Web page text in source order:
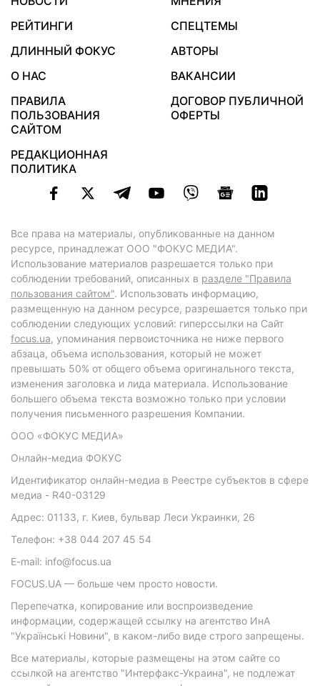
РЕЙТИНГИ
СПЕЦТЕМЫ
ДЛИННЫЙ ФОКУС
АВТОРЫ
О НАС
ВАКАНСИИ
ПРАВИЛА
ПОЛЬЗОВАНИЯ
САЙТОМ
ДОГОВОР ПУБЛИЧНОЙ
ОФЕРТЫ
РЕДАКЦИОННАЯ
ПОЛИТИКА
Все права на материалы, опубликованные на данном
ресурсе, принадлежат ООО "ФОКУС МЕДИА".
Использование материалов разрешается только при
соблюдении требований, описанных в разделе "Правила
пользования сайтом". Использовать информацию,
размещенную на данном ресурсе, разрешается только при
соблюдении следующих условий: гиперссылки на Сайт
focus.ua, упоминания первоисточника не ниже первого
абзаца, объема использования, который не может
превышать 50% от общего объема оригинального текста,
изменения заголовка и лида материала. Использование
большего объема текста возможно только при условии
получения письменного разрешения Компании.
ООО «ФОКУС МЕДИА»
Онлайн-медиа ФОКУС
Идентификатор онлайн-медиа в Реестре субъектов в сфере
медиа - R40-03129
Адрес: 01133, г. Киев, бульвар Леси Украинки, 26
Телефон: +38 044 207 45 54
E-mail: info@focus.ua
FOCUS.UA — больше чем просто новости.
Перепечатка, копирование или воспроизведение
информации, содержащей ссылку на агентство ИнА
"Українські Новини", в каком-либо виде строго запрещены.
Все материалы, которые размещены на этом сайте со
ссылкой на агентство "Интерфакс-Украина", не подлежат